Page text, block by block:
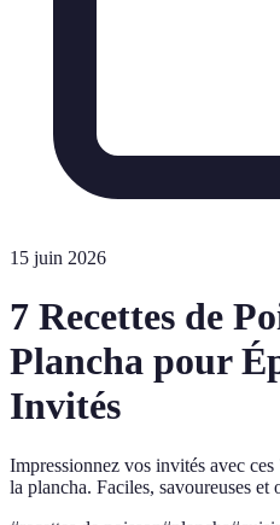
15 juin 2026
7 Recettes de
Plancha pour
Invités
Impressionnez vos invités avec ces
la plancha. Faciles, savoureuses et